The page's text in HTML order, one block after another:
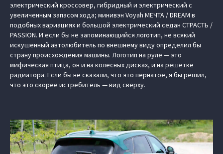
электрический кроссовер, гибридный и электрический с
увеличенным запасом хода; минивэн Voyah МЕЧТА / DREAM в
подобных вариациях и большой электрический седан СТРАСТЬ /
PASSION. И если бы не запоминающийся логотип, не всякий
искушенный автолюбитель по внешнему виду определил бы
страну происхождения машины. Логотип на руле — это
мифическая птица, он и на колесных дисках, и на решетке
радиатора. Если бы не сказали, что это пернатое, я бы решил,
что это скорее истребитель — вид сверху.